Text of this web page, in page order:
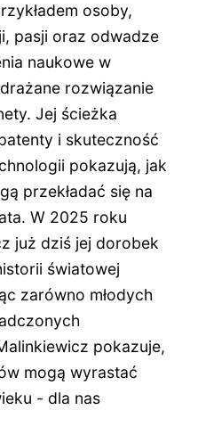
osoby,
pasji oraz odwadze
naukowe w
rozwiązanie
Jej ścieżka
i skuteczność
pokazują, jak
przekładać się na
W 2025 roku
już dziś jej dorobek
światowej
zarówno młodych
pokazuje,
mogą wyrastać
- dla nas